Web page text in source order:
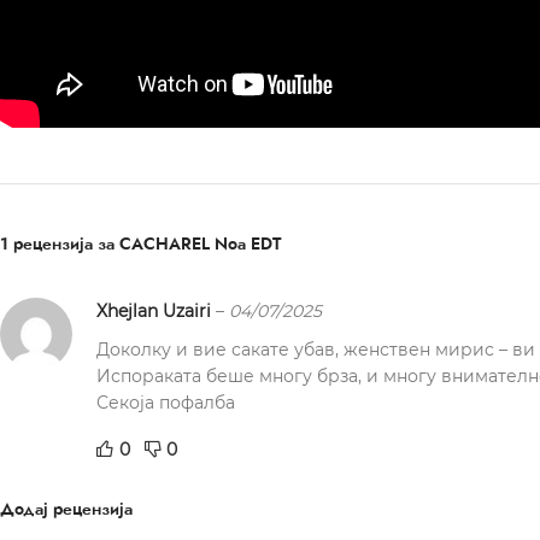
1 рецензија за CACHAREL Noa EDT
Xhejlan Uzairi – 04/07/2025
Доколку и вие сакате убав, женствен мирис – ви
Испораката беше многу брза, и многу
Секоја пофалба
0 0
Додај рецензија